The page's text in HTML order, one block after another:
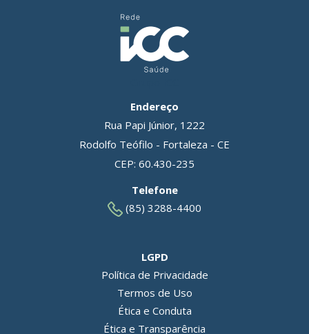
Endereço
Rua Papi Júnior, 1222
Rodolfo Teófilo - Fortaleza - CE
CEP: 60.430-235
Telefone
(85) 3288-4400
LGPD
Política de Privacidade
Termos de Uso
Ética e Conduta
Ética e Transparência